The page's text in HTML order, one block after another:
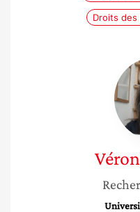
Droits des